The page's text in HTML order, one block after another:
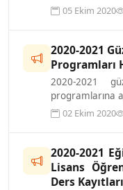
listesi ektedir.
05 Ekim 2020
2020-2021
Programları
2020-2021
programlarına
&nbsp;
02 Ekim 2020
2020-2021
Lisans
Ders Kayıtları